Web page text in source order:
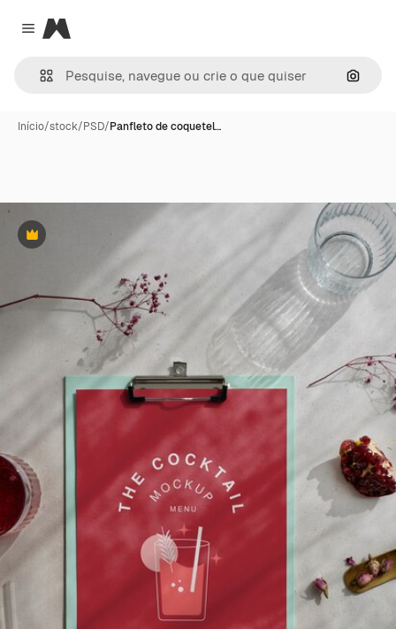
Close menu
Magnific
Início/stock/PSD/Panfleto de coquetel…
Premium